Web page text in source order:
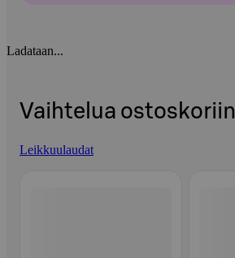
Ladataan...
Vaihtelua ostoskoriin
Leikkuulaudat